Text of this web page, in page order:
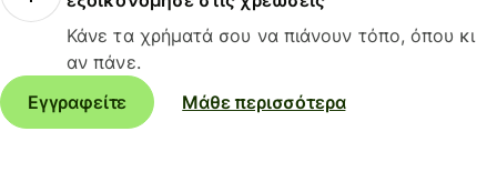
Κάνε τα χρήματά σου να πιάνουν τόπο, όπου κι
αν πάνε.
Εγγραφείτε
Μάθε περισσότερα